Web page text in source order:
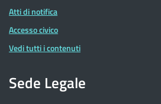
Atti di notifica
Accesso civico
Vedi tutti i contenuti
Sede Legale